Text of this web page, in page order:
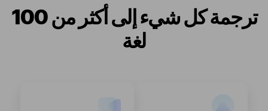
ترجمة كل شيء إلى أكثر من 100
لغة